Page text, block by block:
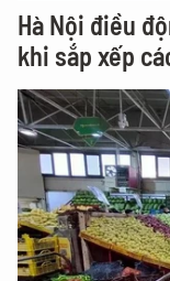
Hà Nội điều
khi sắp xếp